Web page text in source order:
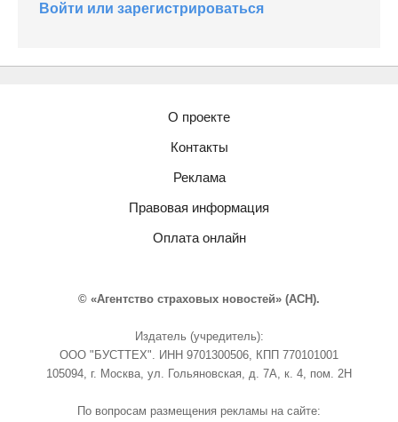
Войти или зарегистрироваться
О проекте
Контакты
Реклама
Правовая информация
Оплата онлайн
© «Агентство страховых новостей» (АСН).
Издатель (учредитель):
ООО "БУСТТЕХ". ИНН 9701300506, КПП 770101001
105094, г. Москва, ул. Гольяновская, д. 7А, к. 4, пом. 2Н
По вопросам размещения рекламы на сайте: